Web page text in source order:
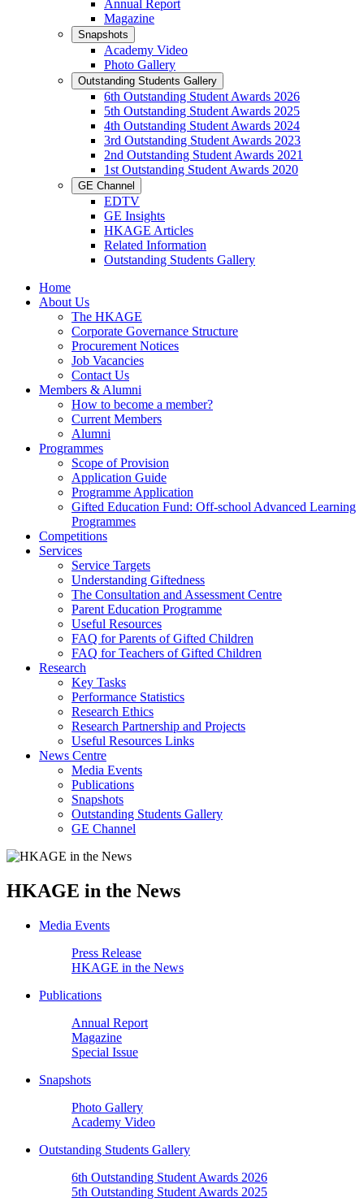
Annual Report
Magazine
Snapshots
Academy Video
Photo Gallery
Outstanding Students Gallery
6th Outstanding Student Awards 2026
5th Outstanding Student Awards 2025
4th Outstanding Student Awards 2024
3rd Outstanding Student Awards 2023
2nd Outstanding Student Awards 2021
1st Outstanding Student Awards 2020
GE Channel
EDTV
GE Insights
HKAGE Articles
Related Information
Outstanding Students Gallery
Home
About Us
The HKAGE
Corporate Governance Structure
Procurement Notices
Job Vacancies
Contact Us
Members & Alumni
How to become a member?
Current Members
Alumni
Programmes
Scope of Provision
Application Guide
Programme Application
Gifted Education Fund: Off-school Advanced Learning
Programmes
Competitions
Services
Service Targets
Understanding Giftedness
The Consultation and Assessment Centre
Parent Education Programme
Useful Resources
FAQ for Parents of Gifted Children
FAQ for Teachers of Gifted Children
Research
Key Tasks
Performance Statistics
Research Ethics
Research Partnership and Projects
Useful Resources Links
News Centre
Media Events
Publications
Snapshots
Outstanding Students Gallery
GE Channel
HKAGE in the News
Media Events
Press Release
HKAGE in the News
Publications
Annual Report
Magazine
Special Issue
Snapshots
Photo Gallery
Academy Video
Outstanding Students Gallery
6th Outstanding Student Awards 2026
5th Outstanding Student Awards 2025